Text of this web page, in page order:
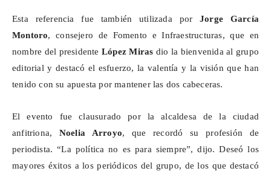
Esta referencia fue también utilizada por Jorge García
Montoro, consejero de Fomento e Infraestructuras, que en
nombre del presidenteLópez Miras dio la bienvenida al grupo
editorial y destacó el esfuerzo, la valentía y la visión que han
tenido con su apuesta por mantener las dos cabeceras.
El evento fue clausurado por la alcaldesa de la ciudad
anfitriona, Noelia Arroyo, que recordó su profesión de
periodista. “La política no es para siempre”, dijo. Deseó los
mayores éxitos a los periódicos del grupo, de los que destacó